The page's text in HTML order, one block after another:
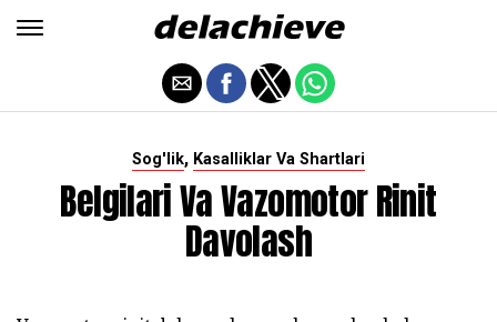
Sog'lik, Kasalliklar Va Shartlari
Belgilari Va Vazomotor Rinit
Davolash